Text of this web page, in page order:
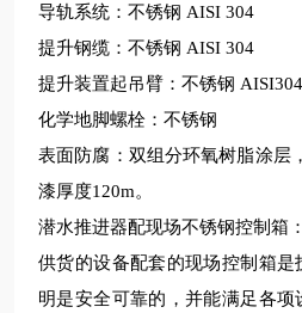
导轨系统：不锈钢 AISI 304
提升钢缆：不锈钢 AISI 304
提升装置起吊臂：不锈钢 AISI304
化学地脚螺栓：不锈钢
表面防腐：双组分环氧树脂涂层
漆厚度120m。
潜水推进器配现场不锈钢控制箱：
供货的设备配套的现场控制箱是
明是安全可靠的，并能满足各